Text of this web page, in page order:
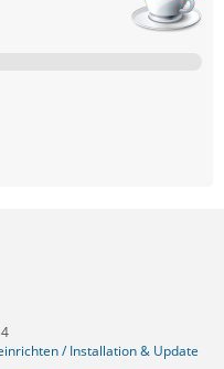
/ Installation & Update